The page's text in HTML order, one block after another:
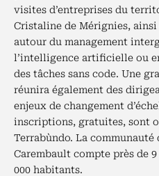
visites d’entreprises du
Cristaline de Mérignies,
autour du management
l’intelligence artificielle ou
des tâches sans code. Une
réunira également des
enjeux de changement
inscriptions, gratuites, sont
Terrabùndo. La communauté
Carembault compte près de
000 habitants.